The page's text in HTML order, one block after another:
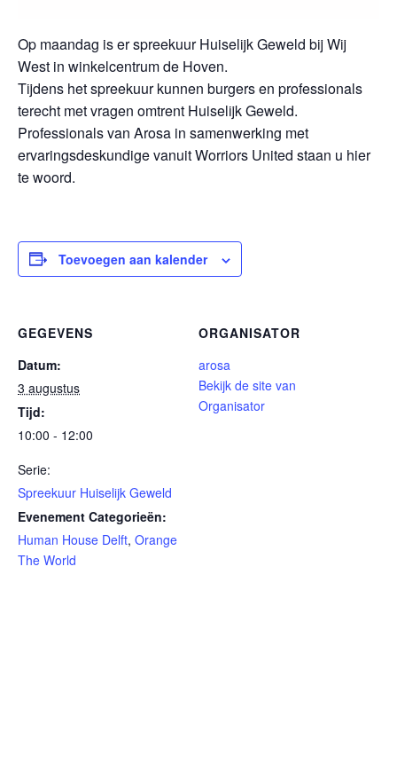
Op maandag is er spreekuur Huiselijk Geweld bij Wij
West in winkelcentrum de Hoven.
Tijdens het spreekuur kunnen burgers en professionals
terecht met vragen omtrent Huiselijk Geweld.
Professionals van Arosa in samenwerking met
ervaringsdeskundige vanuit Worriors United staan u hier
te woord.
Toevoegen aan kalender
GEGEVENS
Datum:
3 augustus
Tijd:
10:00 - 12:00
Serie:
Spreekuur Huiselijk Geweld
Evenement Categorieën:
Human House Delft, Orange
The World
ORGANISATOR
arosa
Bekijk de site van
Organisator